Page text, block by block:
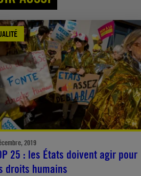
2019
25 : les États doivent agir pour
droits humains